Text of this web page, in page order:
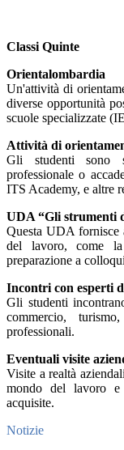
Classi Quinte
Orientalombardia
Un'attività di
diverse opportunità
scuole specializzate
Attività di
Gli studenti sono
professionale o
ITS Academy, e altre
UDA “Gli strumenti
Questa UDA fornisce
del lavoro, come
preparazione a
Incontri con esperti
Gli studenti
commercio,
professionali.
Eventuali visite
Visite a realtà
mondo del lavoro e
acquisite.
Notizie